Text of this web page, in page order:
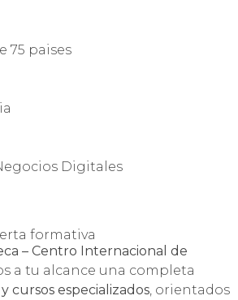
75 paises
Digitales
formativa
– Centro Internacional de
a tu alcance una completa
cursos especializados, orientados